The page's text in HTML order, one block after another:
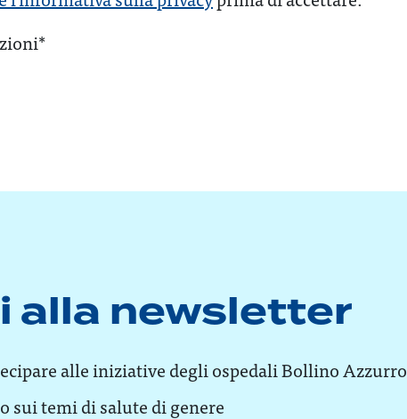
alla newsletter
alle iniziative degli ospedali Bollino Azzurro
sui temi di salute di genere